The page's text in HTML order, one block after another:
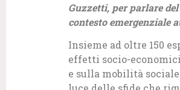
Guzzetti, per parlare
contesto emergenziale
Insieme ad oltre 150
effetti socio-
e sulla mobilità